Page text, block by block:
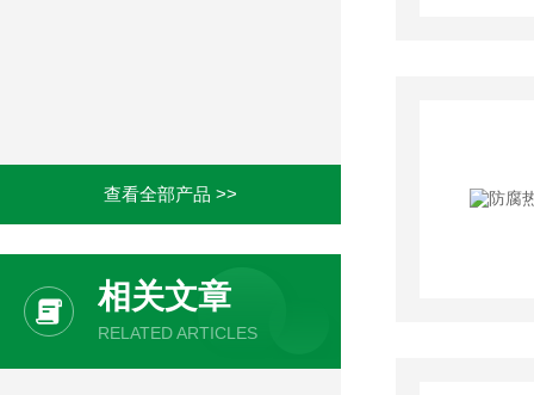
查看全部产品 >>
相关文章
RELATED ARTICLES